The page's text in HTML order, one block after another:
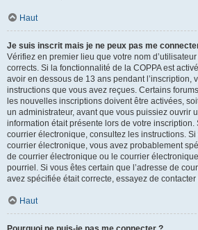
Haut
Je suis inscrit mais je ne peux pas me
Vérifiez en premier lieu que votre nom
corrects. Si la fonctionnalité de la COPPA est
avoir en dessous de 13 ans pendant l’inscription,
instructions que vous avez reçues. Certains
les nouvelles inscriptions doivent être activées,
un administrateur, avant que vous puissiez ouvrir
information était présente lors de votre inscription.
courrier électronique, consultez les instructions.
courrier électronique, vous avez probablement
de courrier électronique ou le courrier
pourriel. Si vous êtes certain que l’adresse de
avez spécifiée était correcte, essayez de
Haut